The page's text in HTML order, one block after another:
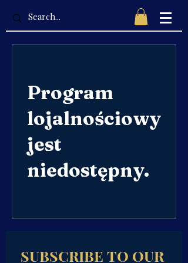
Program
lojalnościowy
jest
niedostępny.
SUBSCRIBE TO OUR